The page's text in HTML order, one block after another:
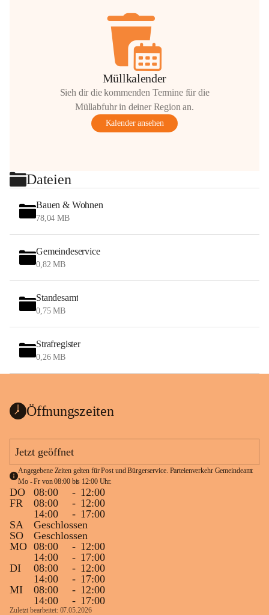
Müllkalender
Sieh dir die kommenden Termine für die
Müllabfuhr in deiner Region an.
Kalender ansehen
Dateien
Bauen & Wohnen
78,04 MB
Gemeindeservice
0,82 MB
Standesamt
0,75 MB
Strafregister
0,26 MB
Öffnungszeiten
Jetzt geöffnet
Angegebene Zeiten gelten für Post und Bürgerservice. Parteienverkehr Gemeindeamt
Mo - Fr von 08:00 bis 12:00 Uhr.
DO 08:00 - 12:00
FR
08:00 - 12:00
14:00
- 17:00
SA
Geschlossen
SO
Geschlossen
MO 08:00 - 12:00
14:00
- 17:00
DI
08:00 - 12:00
14:00
- 17:00
MI
08:00 - 12:00
14:00
- 17:00
Zuletzt bearbeitet: 07.05.2026